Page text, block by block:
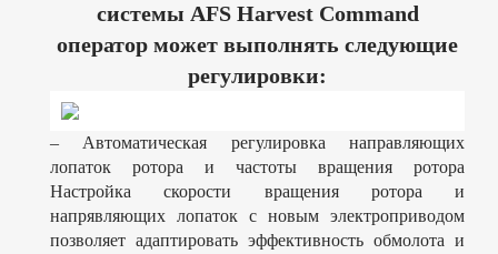
системы AFS Harvest Command
оператор может выполнять следующие
регулировки:
– Автоматическая регулировка направляющих
лопаток ротора и частоты вращения ротора
Настройка скорости вращения ротора и
напрявляющих лопаток с новым электроприводом
позволяет адаптировать эффективность обмолота и